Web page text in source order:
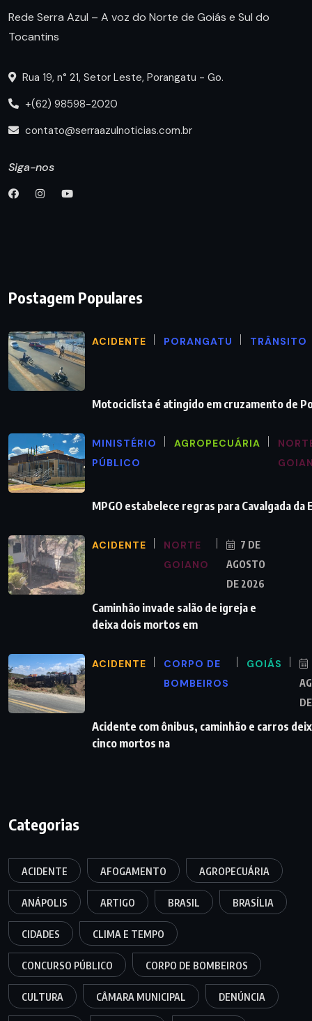
Rede Serra Azul – A voz do Norte de Goiás e Sul do
Tocantins
Rua 19, n° 21, Setor Leste, Porangatu - Go.
+(62) 98598-2020
contato@serraazulnoticias.com.br
Siga-nos
Postagem Populares
ACIDENTE PORANGATU TRÂNSITO
Motociclista é atingido em cruzamento de
MINISTÉRIO
PÚBLICO
AGROPECUÁRIA
MPGO estabelece regras para Cavalgada
ACIDENTE
NORTE
GOIANO
7 DE
AGOSTO
DE 2026
Caminhão invade salão de igreja e
deixa dois mortos em
ACIDENTE
CORPO DE
BOMBEIROS
GOIÁS
Acidente com ônibus, caminhão e carros
cinco mortos na
Categorias
ACIDENTE AFOGAMENTO AGROPECUÁRIA
ANÁPOLIS ARTIGO BRASIL BRASÍLIA
CIDADES CLIMA E TEMPO
CONCURSO PÚBLICO CORPO DE BOMBEIROS
CULTURA CÂMARA MUNICIPAL DENÚNCIA